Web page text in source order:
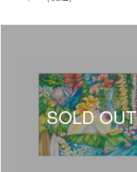
SOLD OUT